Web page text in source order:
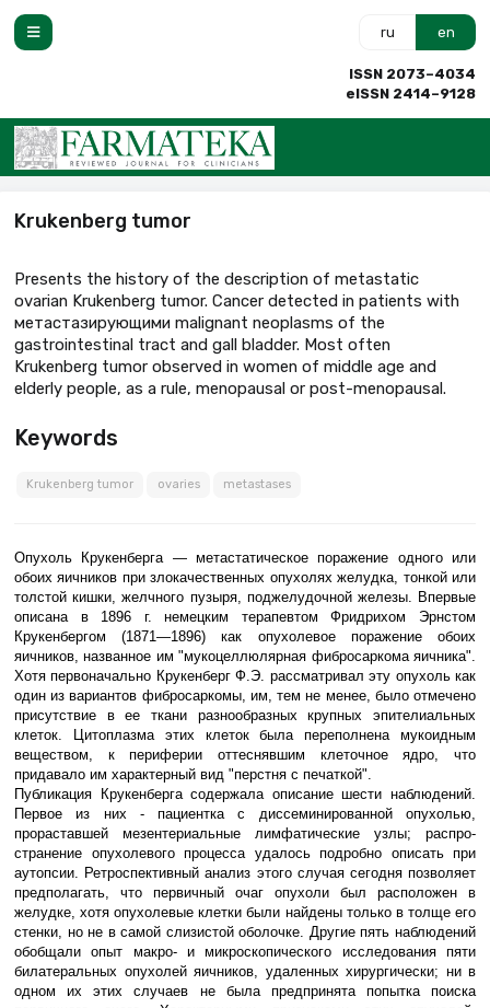
ru en
ISSN 2073–4034
eISSN 2414–9128
Krukenberg tumor
Presents the history of the description of metastatic
ovarian Krukenberg tumor. Cancer detected in patients with
метастазирующими malignant neoplasms of the
gastrointestinal tract and gall bladder. Most often
Krukenberg tumor observed in women of middle age and
elderly people, as a rule, menopausal or post-menopausal.
Keywords
Krukenberg tumor ovaries metastases
Опухоль Крукенберга — мета­статическое поражение одно­го или
обоих яичников при злокачественных опухолях желудка, тон­кой или
толстой кишки, желчного пузы­ря, поджелудочной железы. Впервые
описана в 1896 г. немецким терапев­том Фридрихом Эрнстом
Крукенбергом (1871—1896) как опухолевое поражение обоих
яичников, названное им "мукоцеллюлярная фибросаркома яичника".
Хотя первоначально Крукенберг Ф.Э. рассматривал эту опухоль как
один из вариантов фибросаркомы, им, тем не менее, было отмечено
присутствие в ее ткани разнообразных крупных эпи­телиальных
клеток. Цитоплазма этих клеток была переполнена мукоидным
веществом, к периферии оттеснявшим клеточное ядро, что
придавало им харак­терный вид "перстня с печаткой".
Публикация Крукенберга содержала описание шести наблюдений.
Первое из них - пациентка с диссеминированной опухолью,
прораставшей мезентериальные лимфатические узлы; распро­
странение опухолевого процесса уда­лось подробно описать при
аутопсии. Ретроспективный анализ этого случая сегодня позволяет
предполагать, что первичный очаг опухоли был располо­жен в
желудке, хотя опухолевые клетки были найдены только в толще его
стен­ки, но не в самой слизистой оболочке. Другие пять наблюдений
обобщали опыт макро- и микроскопического исследова­ния пяти
билатеральных опухолей яич­ников, удаленных хирургически; ни в
одном их этих случаев не была предпри­нята попытка поиска